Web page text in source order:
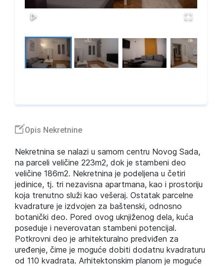
Opis Nekretnine
Nekretnina se nalazi u samom centru Novog Sada,
na parceli veličine 223m2, dok je stambeni deo
veličine 186m2. Nekretnina je podeljena u četiri
jedinice, tj. tri nezavisna apartmana, kao i prostoriju
koja trenutno služi kao vešeraj. Ostatak parcelne
kvadrature je izdvojen za baštenski, odnosno
botanički deo. Pored ovog uknjiženog dela, kuća
poseduje i neverovatan stambeni potencijal.
Potkrovni deo je arhitekturalno predviđen za
uređenje, čime je moguće dobiti dodatnu kvadraturu
od 110 kvadrata. Arhitektonskim planom je moguće